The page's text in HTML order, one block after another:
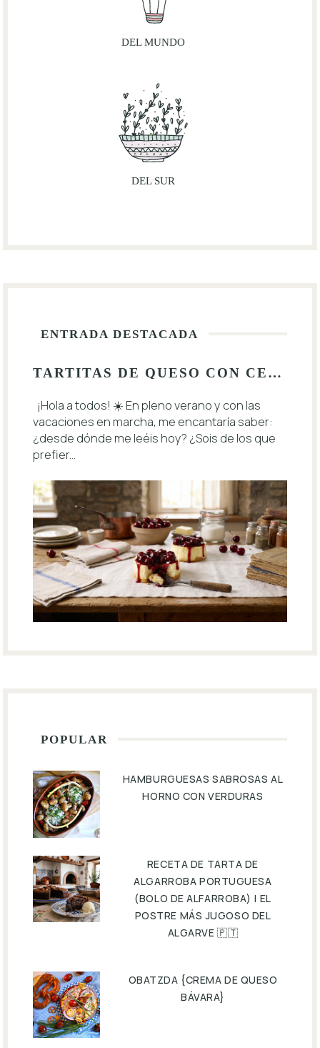
DEL MUNDO
DEL SUR
ENTRADA DESTACADA
TARTITAS DE QUESO CON CEREZAS 🍒
¡Hola a todos! ☀️ En pleno verano y con las
vacaciones en marcha, me encantaría saber:
¿desde dónde me leéis hoy? ¿Sois de los que
prefier...
POPULAR
HAMBURGUESAS SABROSAS AL
HORNO CON VERDURAS
RECETA DE TARTA DE
ALGARROBA PORTUGUESA
(BOLO DE ALFARROBA) | EL
POSTRE MÁS JUGOSO DEL
ALGARVE 🇵🇹
OBATZDA {CREMA DE QUESO
BÁVARA}